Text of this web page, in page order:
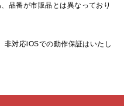
品番が市販品とは異なっており
非対応iOSでの動作保証はいたし